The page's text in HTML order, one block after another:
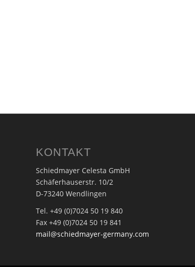
KONTAKT
Schiedmayer Celesta GmbH
Schäferhauserstr. 10/2
D-73240 Wendlingen
Tel. +49 (0)7024 50 19 840
Fax +49 (0)7024 50 19 841
mail@schiedmayer-germany.com